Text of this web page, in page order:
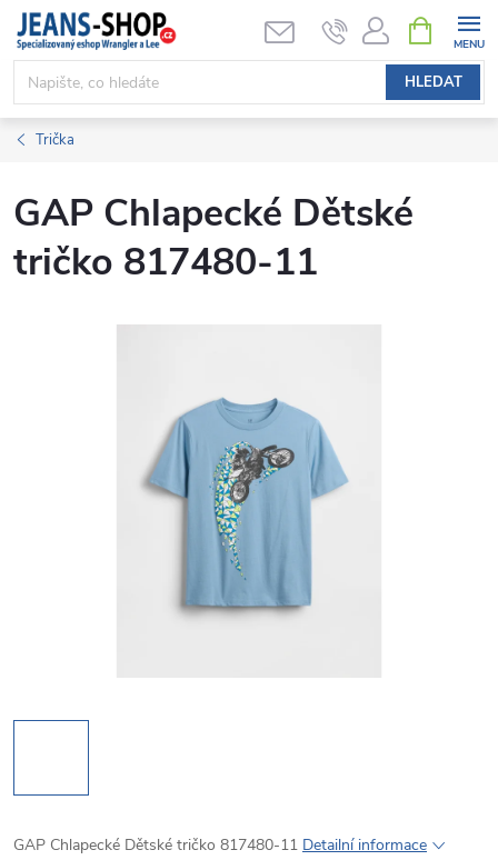
Přejít
obsah
HLEDAT
NÁKUPNÍ
KOŠÍK
Trička
GAP Chlapecké Dětské
tričko 817480-11
GAP Chlapecké Dětské tričko 817480-11 Detailní informace